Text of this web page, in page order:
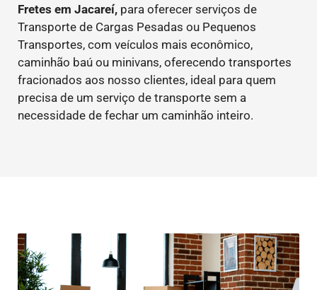
Fretes em Jacareí, para oferecer serviços de
Transporte de Cargas Pesadas ou Pequenos
Transportes, com veículos mais econômico,
caminhão baú ou minivans, oferecendo transportes
fracionados aos nosso clientes, ideal para quem
precisa de um serviço de transporte sem a
necessidade de fechar um caminhão inteiro.